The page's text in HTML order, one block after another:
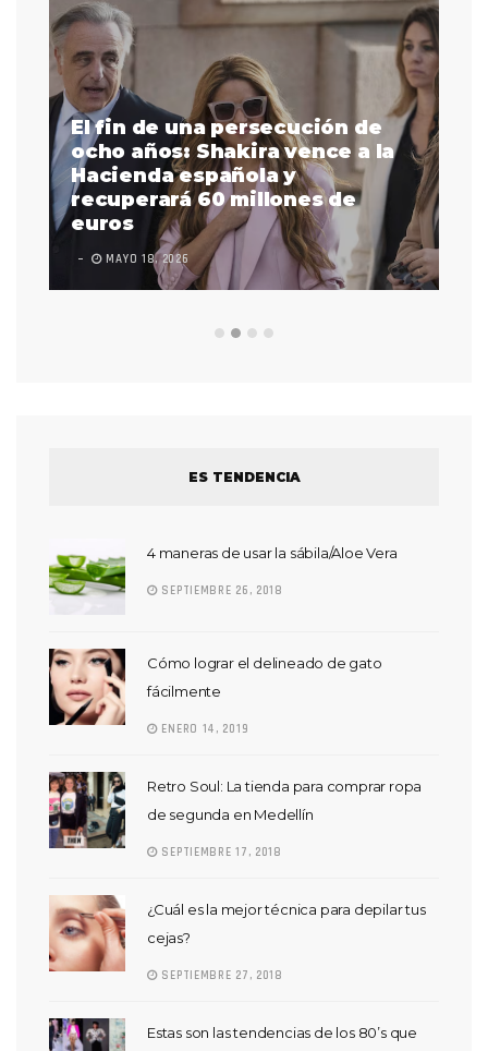
El fin de una persecución de
ocho años: Shakira vence a la
Hacienda española y
recuperará 60 millones de
euros
MAYO 18, 2026
ES TENDENCIA
4 maneras de usar la sábila/Aloe Vera
SEPTIEMBRE 26, 2018
Cómo lograr el delineado de gato
fácilmente
ENERO 14, 2019
Retro Soul: La tienda para comprar ropa
de segunda en Medellín
SEPTIEMBRE 17, 2018
¿Cuál es la mejor técnica para depilar tus
cejas?
SEPTIEMBRE 27, 2018
Estas son las tendencias de los 80’s que